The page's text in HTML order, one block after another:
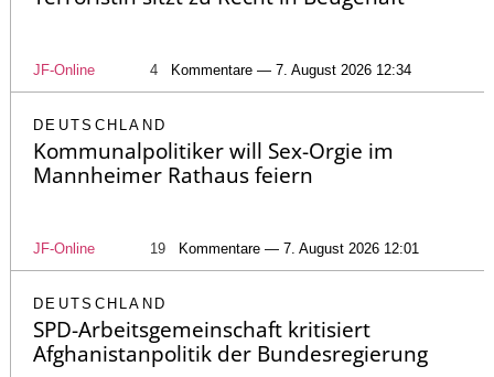
JF-Online 4 Kommentare — 7. August 2026 12:34
DEUTSCHLAND
Kommunalpolitiker will Sex-Orgie im
Mannheimer Rathaus feiern
JF-Online 19 Kommentare — 7. August 2026 12:01
DEUTSCHLAND
SPD-Arbeitsgemeinschaft kritisiert
Afghanistanpolitik der Bundesregierung